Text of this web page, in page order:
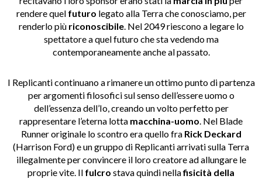
rendere quel futuro legato alla Terra che conosciamo, per
renderlo più riconoscibile. Nel 2049 riescono a legare lo
spettatore a quel futuro che sta vedendo ma
contemporaneamente anche al passato.
I Replicanti continuano a rimanere un ottimo punto di partenza
per argomenti filosofici sul senso dell’essere uomo o
dell’essenza dell’Io, creando un volto perfetto per
rappresentare l’eterna lotta macchina-uomo. Nel Blade
Runner originale lo scontro era quello fra Rick Deckard
(Harrison Ford) e un gruppo di Replicanti arrivati sulla Terra
illegalmente per convincere il loro creatore ad allungare le
proprie vite. Il fulcro stava quindi nellafisicità della